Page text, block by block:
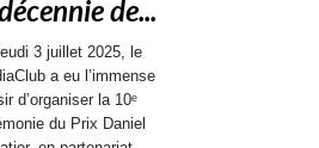
de...
3 juillet 2025, le
a eu l’immense
d’organiser la 10ᵉ
du Prix Daniel